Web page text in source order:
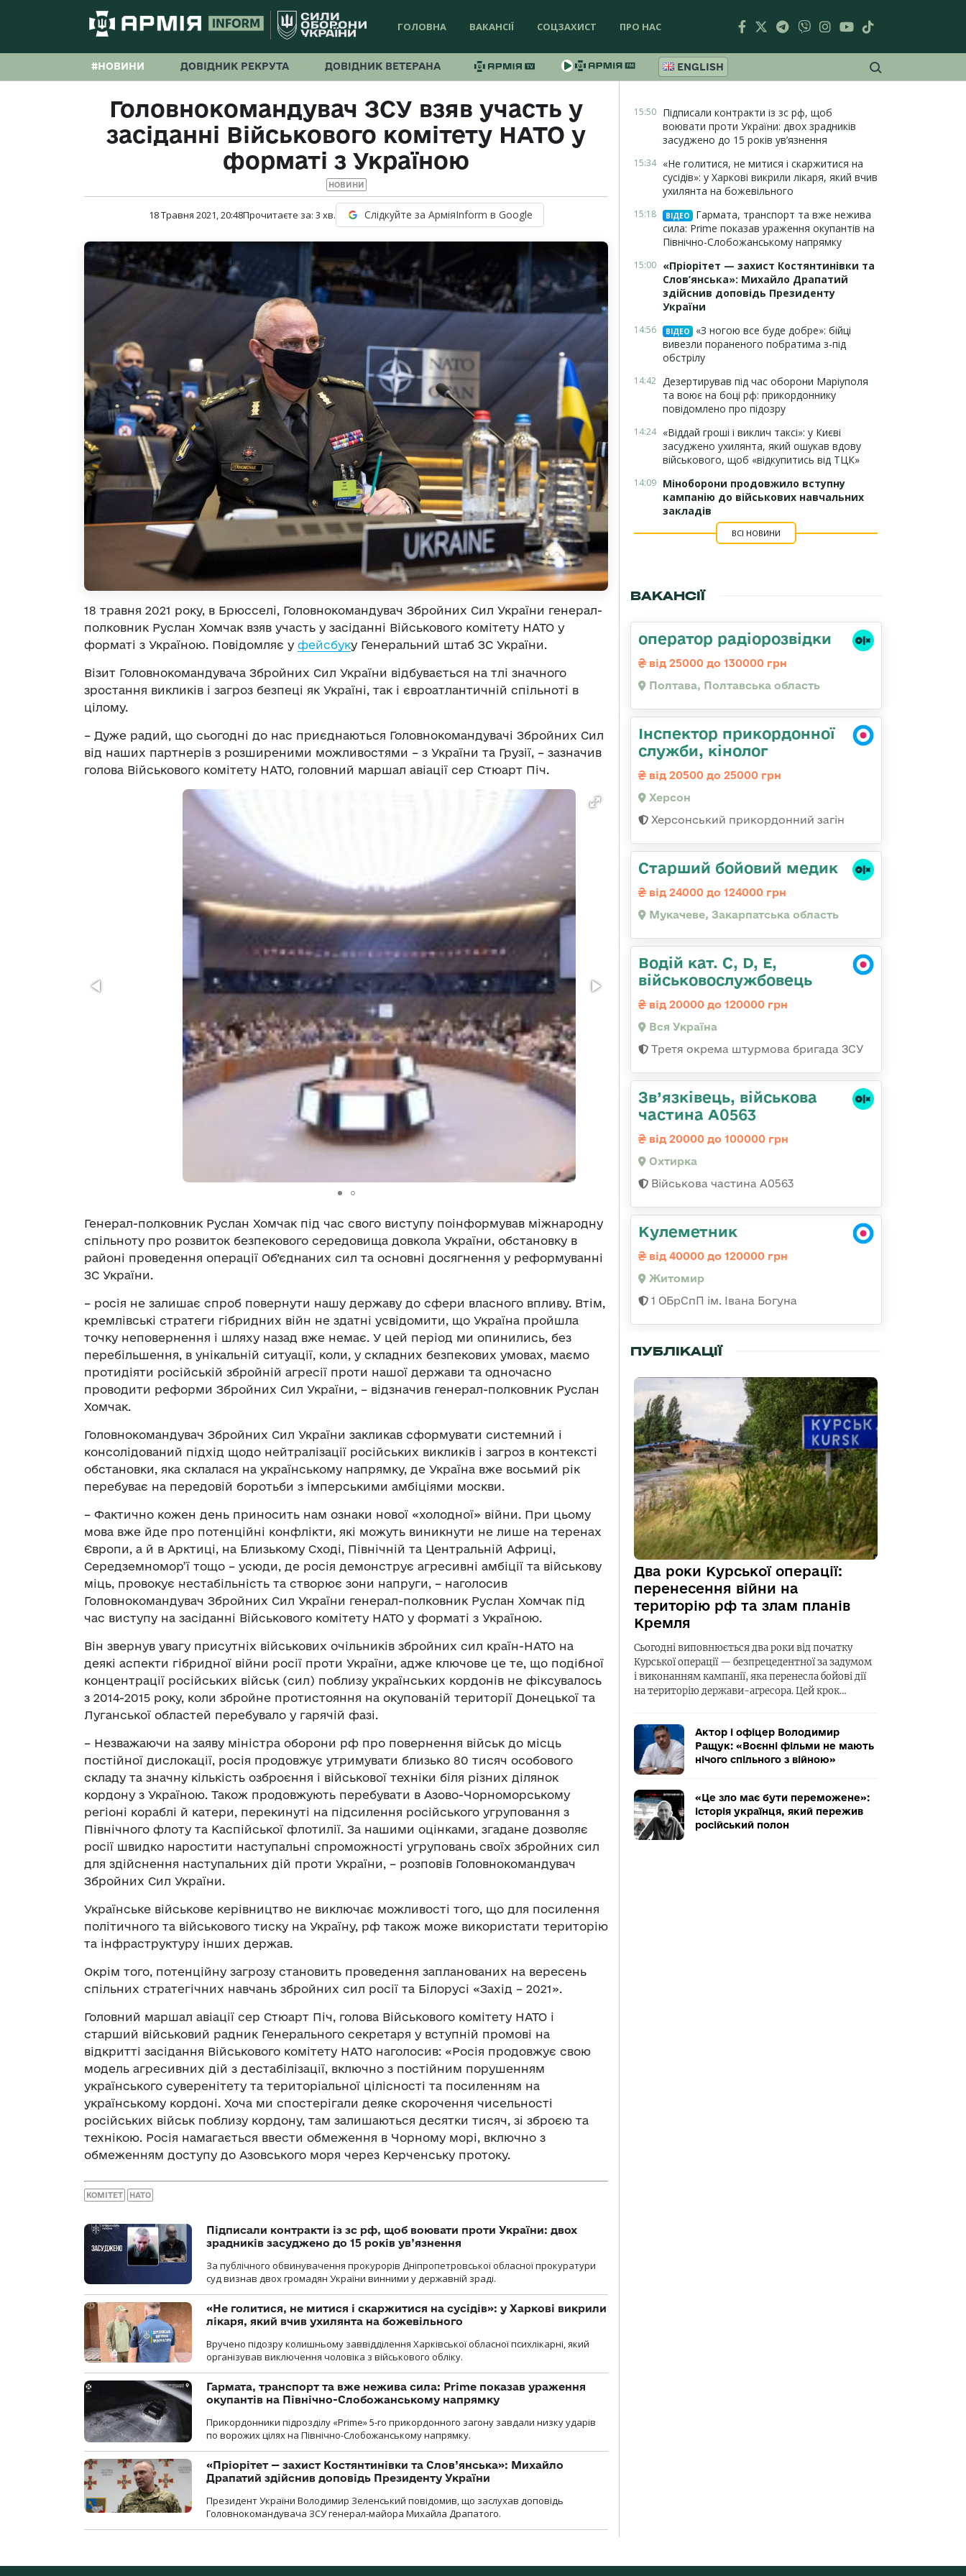
ГОЛОВНА ВАКАНСІЇ СОЦЗАХИСТ ПРО НАС
#НОВИНИ ДОВІДНИК РЕКРУТА ДОВІДНИК ВЕТЕРАНА ENGLISH
Головнокомандувач ЗСУ взяв участь у
засіданні Військового комітету НАТО у
форматі з Україною
НОВИНИ
18 Травня 2021, 20:48Прочитаєте за: 3 хв. Слідкуйте за АрміяInform в Google
18 травня 2021 року, в Брюсселі, Головнокомандувач Збройних Сил України генерал-
полковник Руслан Хомчак взяв участь у засіданні Військового комітету НАТО у
форматі з Україною. Повідомляє у фейсбуку Генеральний штаб ЗС України.
Візит Головнокомандувача Збройних Сил України відбувається на тлі значного
зростання викликів і загроз безпеці як Україні, так і євроатлантичній спільноті в
цілому.
– Дуже радий, що сьогодні до нас приєднаються Головнокомандувачі Збройних Сил
від наших партнерів з розширеними можливостями – з України та Грузії, – зазначив
голова Військового комітету НАТО, головний маршал авіації сер Стюарт Піч.
Генерал-полковник Руслан Хомчак під час свого виступу поінформував міжнародну
спільноту про розвиток безпекового середовища довкола України, обстановку в
районі проведення операції Об’єднаних сил та основні досягнення у реформуванні
ЗС України.
– росія не залишає спроб повернути нашу державу до сфери власного впливу. Втім,
кремлівські стратеги гібридних війн не здатні усвідомити, що Україна пройшла
точку неповернення і шляху назад вже немає. У цей період ми опинились, без
перебільшення, в унікальній ситуації, коли, у складних безпекових умовах, маємо
протидіяти російській збройній агресії проти нашої держави та одночасно
проводити реформи Збройних Сил України, – відзначив генерал-полковник Руслан
Хомчак.
Головнокомандувач Збройних Сил України закликав сформувати системний і
консолідований підхід щодо нейтралізації російських викликів і загроз в контексті
обстановки, яка склалася на українському напрямку, де Україна вже восьмий рік
перебуває на передовій боротьби з імперськими амбіціями москви.
– Фактично кожен день приносить нам ознаки нової «холодної» війни. При цьому
мова вже йде про потенційні конфлікти, які можуть виникнути не лише на теренах
Європи, а й в Арктиці, на Близькому Сході, Північній та Центральній Африці,
Середземномор’ї тощо – усюди, де росія демонструє агресивні амбіції та військову
міць, провокує нестабільність та створює зони напруги, – наголосив
Головнокомандувач Збройних Сил України генерал-полковник Руслан Хомчак під
час виступу на засіданні Військового комітету НАТО у форматі з Україною.
Він звернув увагу присутніх військових очільників збройних сил країн-НАТО на
деякі аспекти гібридної війни росії проти України, адже ключове це те, що подібної
концентрації російських військ (сил) поблизу українських кордонів не фіксувалось
з 2014-2015 року, коли збройне протистояння на окупованій території Донецької та
Луганської областей перебувало у гарячій фазі.
– Незважаючи на заяву міністра оборони рф про повернення військ до місць
постійної дислокації, росія продовжує утримувати близько 80 тисяч особового
складу та значну кількість озброєння і військової техніки біля різних ділянок
кордону з Україною. Також продовжують перебувати в Азово-Чорноморському
регіоні кораблі й катери, перекинуті на підсилення російського угруповання з
Північного флоту та Каспійської флотилії. За нашими оцінками, згадане дозволяє
росії швидко наростити наступальні спроможності угруповань своїх збройних сил
для здійснення наступальних дій проти України, – розповів Головнокомандувач
Збройних Сил України.
Українське військове керівництво не виключає можливості того, що для посилення
політичного та військового тиску на Україну, рф також може використати територію
та інфраструктуру інших держав.
Окрім того, потенційну загрозу становить проведення запланованих на вересень
спільних стратегічних навчань збройних сил росії та Білорусі «Захід – 2021».
Головний маршал авіації сер Стюарт Піч, голова Військового комітету НАТО і
старший військовий радник Генерального секретаря у вступній промові на
відкритті засідання Військового комітету НАТО наголосив: «Росія продовжує свою
модель агресивних дій з дестабілізації, включно з постійним порушенням
українського суверенітету та територіальної цілісності та посиленням на
українському кордоні. Хоча ми спостерігали деяке скорочення чисельності
російських військ поблизу кордону, там залишаються десятки тисяч, зі зброєю та
технікою. Росія намагається ввести обмеження в Чорному морі, включно з
обмеженням доступу до Азовського моря через Керченську протоку.
КОМІТЕТ НАТО
Підписали контракти із зс рф, щоб воювати проти України: двох
зрадників засуджено до 15 років ув’язнення
За публічного обвинувачення прокурорів Дніпропетровської обласної прокуратури
суд визнав двох громадян України винними у державній зраді.
«Не голитися, не митися і скаржитися на сусідів»: у Харкові викрили
лікаря, який вчив ухилянта на божевільного
Вручено підозру колишньому заввідділення Харківської обласної психлікарні, який
організував виключення чоловіка з військового обліку.
Гармата, транспорт та вже нежива сила: Prime показав ураження
окупантів на Північно-Слобожанському напрямку
Прикордонники підрозділу «Prime» 5-го прикордонного загону завдали низку ударів
по ворожих цілях на Північно-Слобожанському напрямку.
«Пріорітет — захист Костянтинівки та Слов’янська»: Михайло
Драпатий здійснив доповідь Президенту України
Президент України Володимир Зеленський повідомив, що заслухав доповідь
Головнокомандувача ЗСУ генерал-майора Михайла Драпатого.
15:50 Підписали контракти із зс рф, щоб
воювати проти України: двох зрадників
засуджено до 15 років ув’язнення
15:34 «Не голитися, не митися і скаржитися на
сусідів»: у Харкові викрили лікаря, який вчив
ухилянта на божевільного
15:18 ВІДЕО
Гармата, транспорт та вже нежива
сила: Prime показав ураження окупантів на
Північно-Слобожанському напрямку
15:00 «Пріорітет — захист Костянтинівки та
Слов’янська»: Михайло Драпатий
здійснив доповідь Президенту
України
14:56 ВІДЕО
«З ногою все буде добре»: бійці
вивезли пораненого побратима з-під
обстрілу
14:42 Дезертирував під час оборони Маріуполя
та воює на боці рф: прикордоннику
повідомлено про підозру
14:24 «Віддай гроші і виклич таксі»: у Києві
засуджено ухилянта, який ошукав вдову
військового, щоб «відкупитись від ТЦК»
14:09 Міноборони продовжило вступну
кампанію до військових навчальних
закладів
ВСІ НОВИНИ
ВАКАНСІЇ
оператор радіорозвідки
від 25000 до 130000 грн
Полтава, Полтавська область
Інспектор прикордонної
служби, кінолог
від 20500 до 25000 грн
Херсон
Херсонський прикордонний загін
Старший бойовий медик
від 24000 до 124000 грн
Мукачеве, Закарпатська область
Водій кат. С, D, Е,
військовослужбовець
від 20000 до 120000 грн
Вся Україна
Третя окрема штурмова бригада ЗСУ
Зв’язківець, військова
частина А0563
від 20000 до 100000 грн
Охтирка
Військова частина А0563
Кулеметник
від 40000 до 120000 грн
Житомир
1 ОБрСпП ім. Івана Богуна
ПУБЛІКАЦІЇ
Два роки Курської операції:
перенесення війни на
територію рф та злам планів
Кремля
Сьогодні виповнюється два роки від початку
Курської операції — безпрецедентної за задумом
і виконанням кампанії, яка перенесла бойові дії
на територію держави-агресора. Цей крок…
Актор і офіцер Володимир
Ращук: «Воєнні фільми не мають
нічого спільного з війною»
«Це зло має бути переможене»:
історія українця, який пережив
російський полон